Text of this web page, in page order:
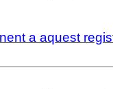
a aquest